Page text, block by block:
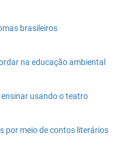
brasileiros
na educação ambiental
usando o teatro
por meio de contos literários